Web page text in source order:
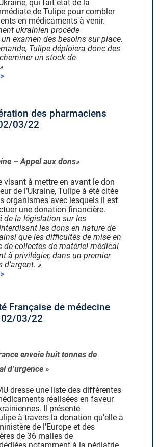
qui fait état de la
de Tulipe pour combler
en médicaments à venir.
ukrainien procède
examen des besoins sur place.
Tulipe déploiera donc des
un stock de
des pharmaciens
03/22
– Appel aux dons»
visant à mettre en avant le don
de l’Ukraine, Tulipe à été citée
organismes avec lesquels il est
une donation financière.
de la législation sur les
les dons en nature de
que les difficultés de mise en
de collectes de matériel médical
à privilégier, dans un premier
d’argent. »
Française de médecine
02/03/22
envoie huit tonnes de
d’urgence »
dresse une liste des différentes
réalisées en faveur
Il présente
à travers la donation qu’elle a
de l’Europe et des
de 36 malles de